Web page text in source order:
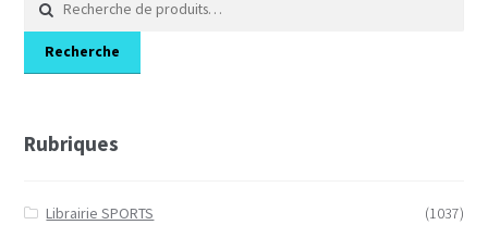
pour :
Recherche
Rubriques
Librairie SPORTS (1037)